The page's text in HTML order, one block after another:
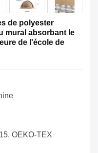
de polyester
mural absorbant le
de l'école de
OEKO-TEX